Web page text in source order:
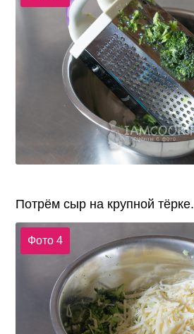
Потрём сыр на крупной тёрке.
Фото 4